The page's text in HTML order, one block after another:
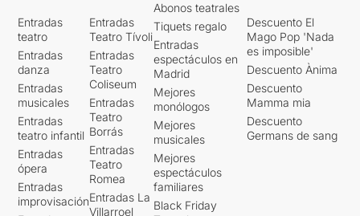
Entradas
teatro
Entradas
danza
Entradas
musicales
Entradas
teatro infantil
Entradas
ópera
Entradas
improvisación
Entradas
Teatro Tívoli
Entradas
Teatro
Coliseum
Entradas
Teatro
Borrás
Entradas
Teatro
Romea
Entradas La
Villarroel
Abonos teatrales
Tiquets regalo
Entradas
espectáculos en
Madrid
Mejores
monólogos
Mejores
musicales
Mejores
espectáculos
familiares
Black Friday
Descuento El
Mago Pop 'Nada
es imposible'
Descuento Ànima
Descuento
Mamma mia
Descuento
Germans de sang